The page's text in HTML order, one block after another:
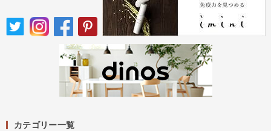
カテゴリー一覧